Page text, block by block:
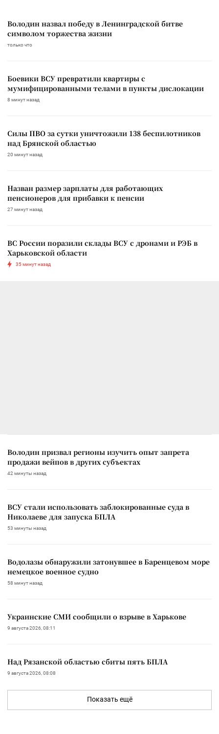
Володин назвал победу в Ленинградской битве
символом торжества жизни
только что
Боевики ВСУ превратили квартиры с
мумифицированными телами в пункты дислокации
8 минут назад
Силы ПВО за сутки уничтожили 138 беспилотников
над Брянской областью
20 минут назад
Назван размер зарплаты для работающих
пенсионеров для прибавки к пенсии
27 минут назад
ВС России поразили склады ВСУ с дронами и РЭБ в
Харьковской области
35 минут назад
Володин призвал регионы изучить опыт запрета
продажи вейпов в других субъектах
42 минуты назад
ВСУ стали использовать заблокированные суда в
Николаеве для запуска БПЛА
53 минуты назад
Водолазы обнаружили затонувшее в Баренцевом море
немецкое военное судно
58 минут назад
Украинские СМИ сообщили о взрыве в Харькове
9 августа 2026, 08:11
Над Рязанской областью сбиты пять БПЛА
9 августа 2026, 08:08
Показать ещё